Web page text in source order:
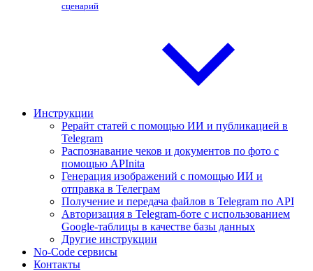
сценарий
Инструкции
Рерайт статей с помощью ИИ и публикацией в
Telegram
Распознавание чеков и документов по фото с
помощью APInita
Генерация изображений с помощью ИИ и
отправка в Телеграм
Получение и передача файлов в Telegram по API
Авторизация в Telegram-боте с использованием
Google-таблицы в качестве базы данных
Другие инструкции
No-Code сервисы
Контакты